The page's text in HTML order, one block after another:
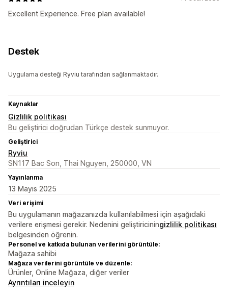
Excellent Experience. Free plan available!
Destek
Uygulama desteği Ryviu tarafından sağlanmaktadır.
Kaynaklar
Gizlilik politikası
Bu geliştirici doğrudan Türkçe destek sunmuyor.
Geliştirici
Ryviu
SN117 Bac Son, Thai Nguyen, 250000, VN
Yayınlanma
13 Mayıs 2025
Veri erişimi
Bu uygulamanın mağazanızda kullanılabilmesi için aşağıdaki
verilere erişmesi gerekir. Nedenini geliştiriciningizlilik politikası
belgesinden öğrenin.
Personel ve katkıda bulunan verilerini görüntüle:
Mağaza sahibi
Mağaza verilerini görüntüle ve düzenle:
Ürünler, Online Mağaza, diğer veriler
Ayrıntıları inceleyin